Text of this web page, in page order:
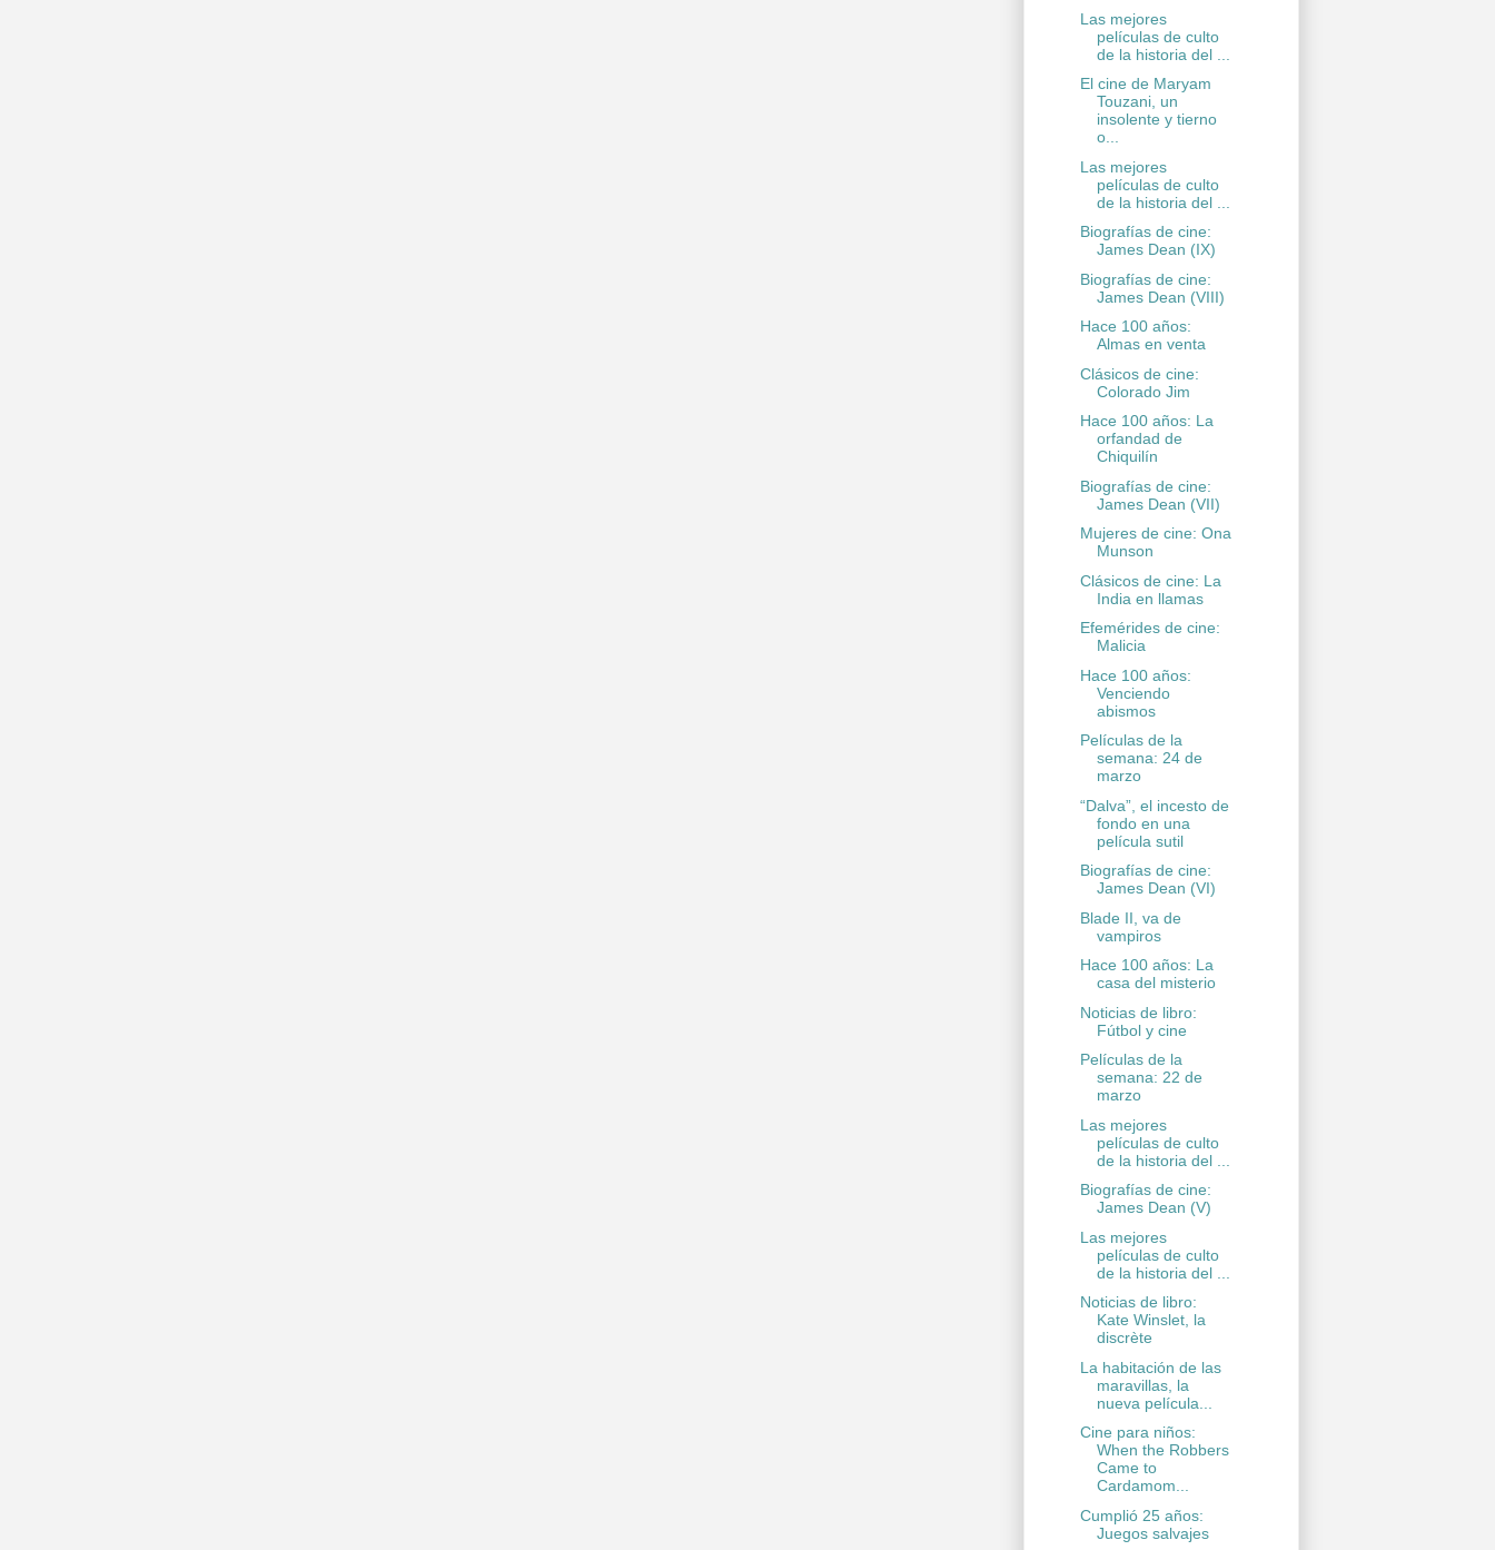
Las mejores
películas de culto
de la historia del ...
El cine de Maryam
Touzani, un
insolente y tierno
o...
Las mejores
películas de culto
de la historia del ...
Biografías de cine:
James Dean (IX)
Biografías de cine:
James Dean (VIII)
Hace 100 años:
Almas en venta
Clásicos de cine:
Colorado Jim
Hace 100 años: La
orfandad de
Chiquilín
Biografías de cine:
James Dean (VII)
Mujeres de cine: Ona
Munson
Clásicos de cine: La
India en llamas
Efemérides de cine:
Malicia
Hace 100 años:
Venciendo
abismos
Películas de la
semana: 24 de
marzo
“Dalva”, el incesto de
fondo en una
película sutil
Biografías de cine:
James Dean (VI)
Blade II, va de
vampiros
Hace 100 años: La
casa del misterio
Noticias de libro:
Fútbol y cine
Películas de la
semana: 22 de
marzo
Las mejores
películas de culto
de la historia del ...
Biografías de cine:
James Dean (V)
Las mejores
películas de culto
de la historia del ...
Noticias de libro:
Kate Winslet, la
discrète
La habitación de las
maravillas, la
nueva película...
Cine para niños:
When the Robbers
Came to
Cardamom...
Cumplió 25 años:
Juegos salvajes